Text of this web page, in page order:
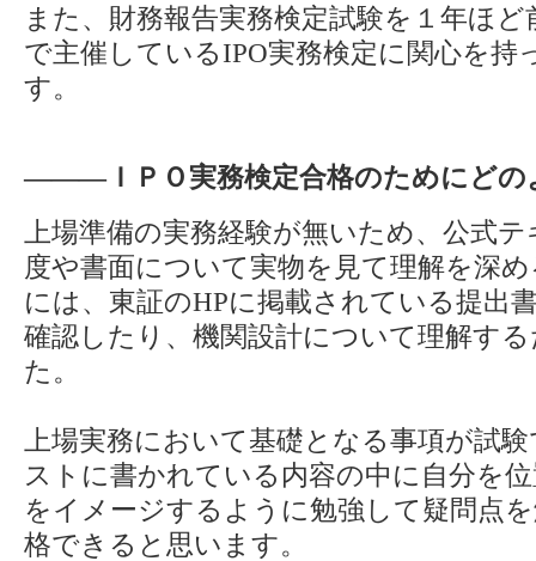
また、財務報告実務検定試験を１年ほ
で主催しているIPO実務検定に関心を持
す。
―――ＩＰＯ実務検定合格のためにどの
上場準備の実務経験が無いため、公式
度や書面について実物を見て理解を深
には、東証のHPに掲載されている提出
確認したり、機関設計について理解す
た。
上場実務において基礎となる事項が試
ストに書かれている内容の中に自分を
をイメージするように勉強して疑問点
格できると思います。